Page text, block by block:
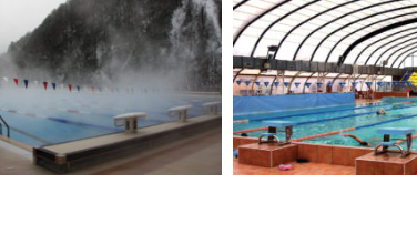
Spor Klübü (Kadıköy – İstanbul)
Sportif ve Genel Amaçlı Havuzlar